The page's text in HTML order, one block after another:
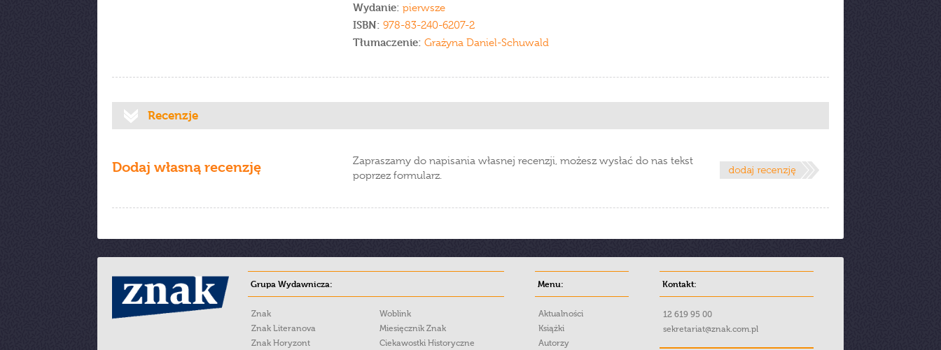
Wydanie: pierwsze
ISBN: 978-83-240-6207-2
Tłumaczenie: Grażyna Daniel-Schuwald
Recenzje
Dodaj własną recenzję
Zapraszamy do napisania własnej recenzji, możesz wysłać do nas tekst
poprzez formularz.
Grupa Wydawnicza:
Znak
Znak Literanova
Znak Horyzont
Woblink
Miesięcznik Znak
Ciekawostki Historyczne
Menu:
Aktualności
Książki
Autorzy
Kontakt:
12 619 95 00
sekretariat@znak.com.pl